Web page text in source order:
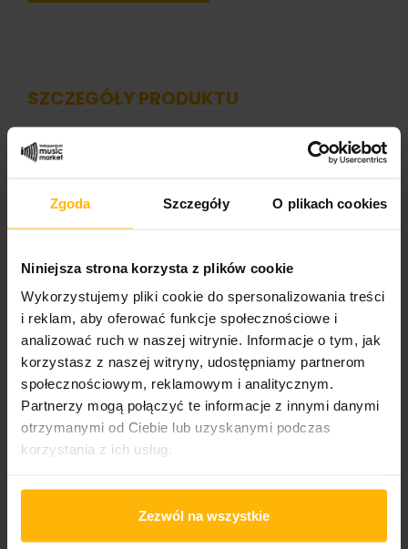
Zgoda Szczegóły O plikach cookies
Niniejsza strona korzysta z plików cookie
Wykorzystujemy pliki cookie do spersonalizowania treści
i reklam, aby oferować funkcje społecznościowe i
analizować ruch w naszej witrynie. Informacje o tym, jak
korzystasz z naszej witryny, udostępniamy partnerom
społecznościowym, reklamowym i analitycznym.
Partnerzy mogą połączyć te informacje z innymi danymi
otrzymanymi od Ciebie lub uzyskanymi podczas
korzystania z ich usług.
Zezwól na wszystkie
SZCZEGÓŁY PRODUKTU
Nazwa albumu:
Format nośnika
LP
0
Wydawnictwo 1/2
Lynx Music
LM 19LP